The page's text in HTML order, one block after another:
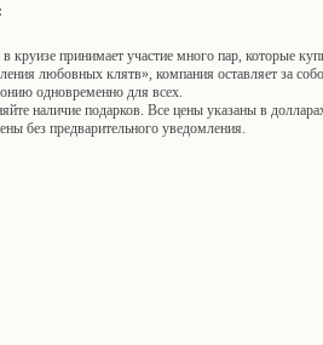
круизе принимает участие много пар, которые
любовных клятв», компания оставляет за
одновременно для всех.
наличие подарков. Все цены указаны в
без предварительного уведомления.